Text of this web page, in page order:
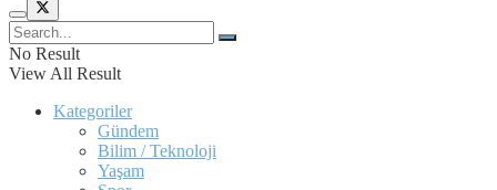
No Result
View All Result
Kategoriler
Gündem
Bilim / Teknoloji
Yaşam